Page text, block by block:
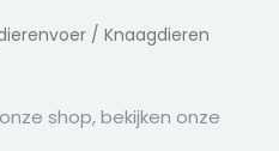
/ Knaagdieren
shop, bekijken onze